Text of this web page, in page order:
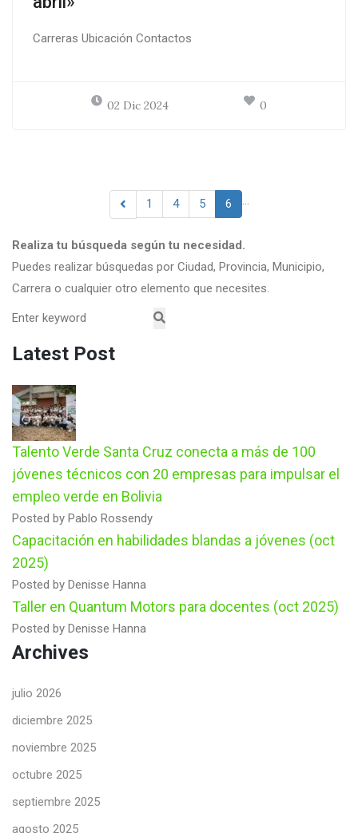
Carreras Ubicación Contactos
02 Dic 2024 0
1 4 5 6
Realiza tu búsqueda según tu necesidad.
Puedes realizar búsquedas por Ciudad, Provincia, Municipio,
Carrera o cualquier otro elemento que necesites.
Latest Post
Talento Verde Santa Cruz conecta a más de 100
jóvenes técnicos con 20 empresas para impulsar el
empleo verde en Bolivia
Posted by Pablo Rossendy
Capacitación en habilidades blandas a jóvenes (oct
2025)
Posted by Denisse Hanna
Taller en Quantum Motors para docentes (oct 2025)
Posted by Denisse Hanna
Archives
julio 2026
diciembre 2025
noviembre 2025
octubre 2025
septiembre 2025
agosto 2025